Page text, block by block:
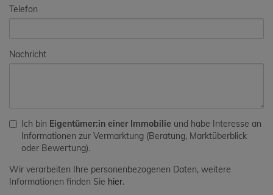
Telefon
Nachricht
Ich bin Eigentümer:in einer Immobilie und habe Interesse an
Informationen zur Vermarktung (Beratung, Marktüberblick
oder Bewertung).
Wir verarbeiten Ihre personenbezogenen Daten, weitere
Informationen finden Sie hier.